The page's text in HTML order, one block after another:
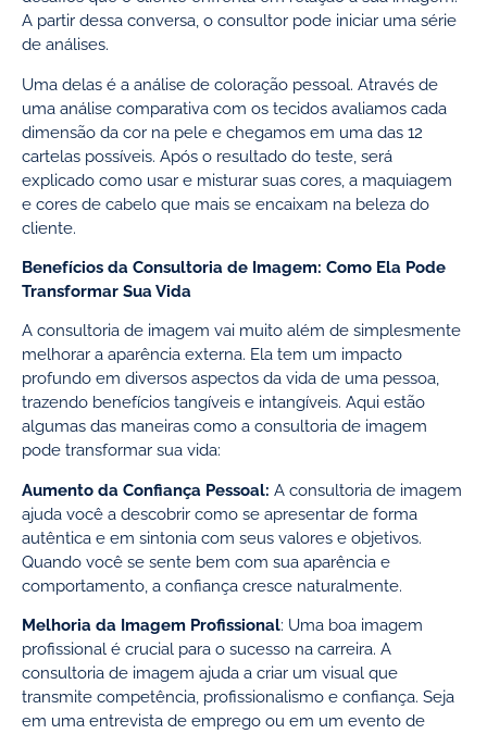
A partir dessa conversa, o consultor pode iniciar uma série
de análises.
Uma delas é a análise de coloração pessoal. Através de
uma análise comparativa com os tecidos avaliamos cada
dimensão da cor na pele e chegamos em uma das 12
cartelas possíveis. Após o resultado do teste, será
explicado como usar e misturar suas cores, a maquiagem
e cores de cabelo que mais se encaixam na beleza do
cliente.
Benefícios da Consultoria de Imagem: Como Ela Pode
Transformar Sua Vida
A consultoria de imagem vai muito além de simplesmente
melhorar a aparência externa. Ela tem um impacto
profundo em diversos aspectos da vida de uma pessoa,
trazendo benefícios tangíveis e intangíveis. Aqui estão
algumas das maneiras como a consultoria de imagem
pode transformar sua vida:
Aumento da Confiança Pessoal: A consultoria de imagem
ajuda você a descobrir como se apresentar de forma
autêntica e em sintonia com seus valores e objetivos.
Quando você se sente bem com sua aparência e
comportamento, a confiança cresce naturalmente.
Melhoria da Imagem Profissional: Uma boa imagem
profissional é crucial para o sucesso na carreira. A
consultoria de imagem ajuda a criar um visual que
transmite competência, profissionalismo e confiança. Seja
em uma entrevista de emprego ou em um evento de